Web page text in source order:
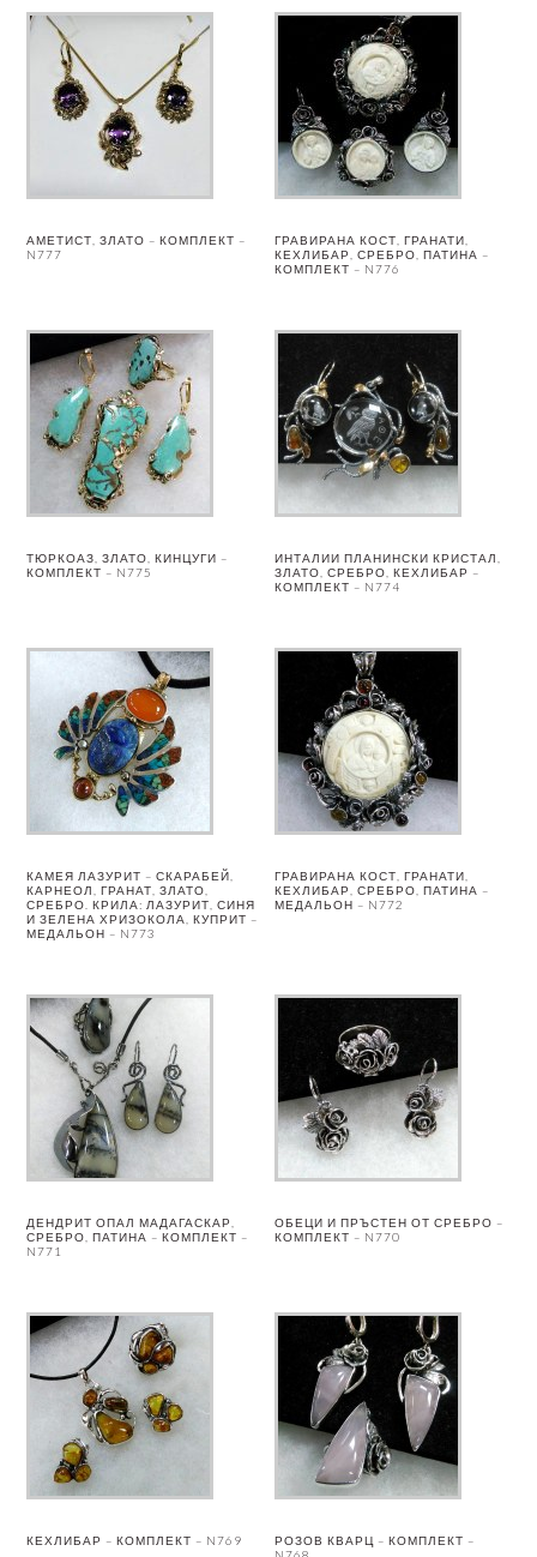
АМЕТИСТ, ЗЛАТО – КОМПЛЕКТ –
N777
ГРАВИРАНА КОСТ, ГРАНАТИ,
КЕХЛИБАР, СРЕБРО, ПАТИНА –
КОМПЛЕКТ – N776
ТЮРКОАЗ, ЗЛАТО, КИНЦУГИ –
КОМПЛЕКТ – N775
ИНТАЛИИ ПЛАНИНСКИ КРИСТАЛ,
ЗЛАТО, СРЕБРО, КЕХЛИБАР –
КОМПЛЕКТ – N774
КАМЕЯ ЛАЗУРИТ – СКАРАБЕЙ,
КАРНЕОЛ, ГРАНАТ, ЗЛАТО,
СРЕБРО. КРИЛА: ЛАЗУРИТ, СИНЯ
И ЗЕЛЕНА ХРИЗОКОЛА, КУПРИТ –
МЕДАЛЬОН – N773
ГРАВИРАНА КОСТ, ГРАНАТИ,
КЕХЛИБАР, СРЕБРО, ПАТИНА –
МЕДАЛЬОН – N772
ДЕНДРИТ ОПАЛ МАДАГАСКАР,
СРЕБРО, ПАТИНА – КОМПЛЕКТ –
N771
ОБЕЦИ И ПРЪСТЕН ОТ СРЕБРО –
КОМПЛЕКТ – N770
КЕХЛИБАР – КОМПЛЕКТ – N769
РОЗОВ КВАРЦ – КОМПЛЕКТ –